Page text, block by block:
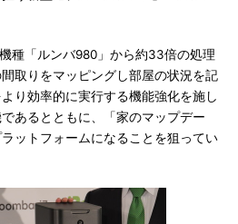
種「ルンバ980」から約33倍の処理
取りをマッピングし部屋の状況を記
り効率的に実行する機能強化を施し
あるとともに、「家のマップデー
ットフォームになることを狙ってい